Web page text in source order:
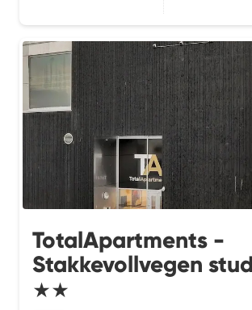
TotalApartments -
Stakkevollvegen
★★